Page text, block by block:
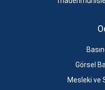
Görsel
Mesleki ve